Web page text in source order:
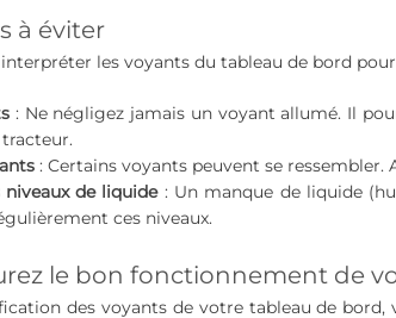
à éviter
les voyants du tableau de bord
: Ne négligez jamais un voyant allumé. Il
: Certains voyants peuvent se ressembler.
niveaux de liquide: Un manque de liquide
ces niveaux.
le bon fonctionnement de
des voyants de votre tableau de